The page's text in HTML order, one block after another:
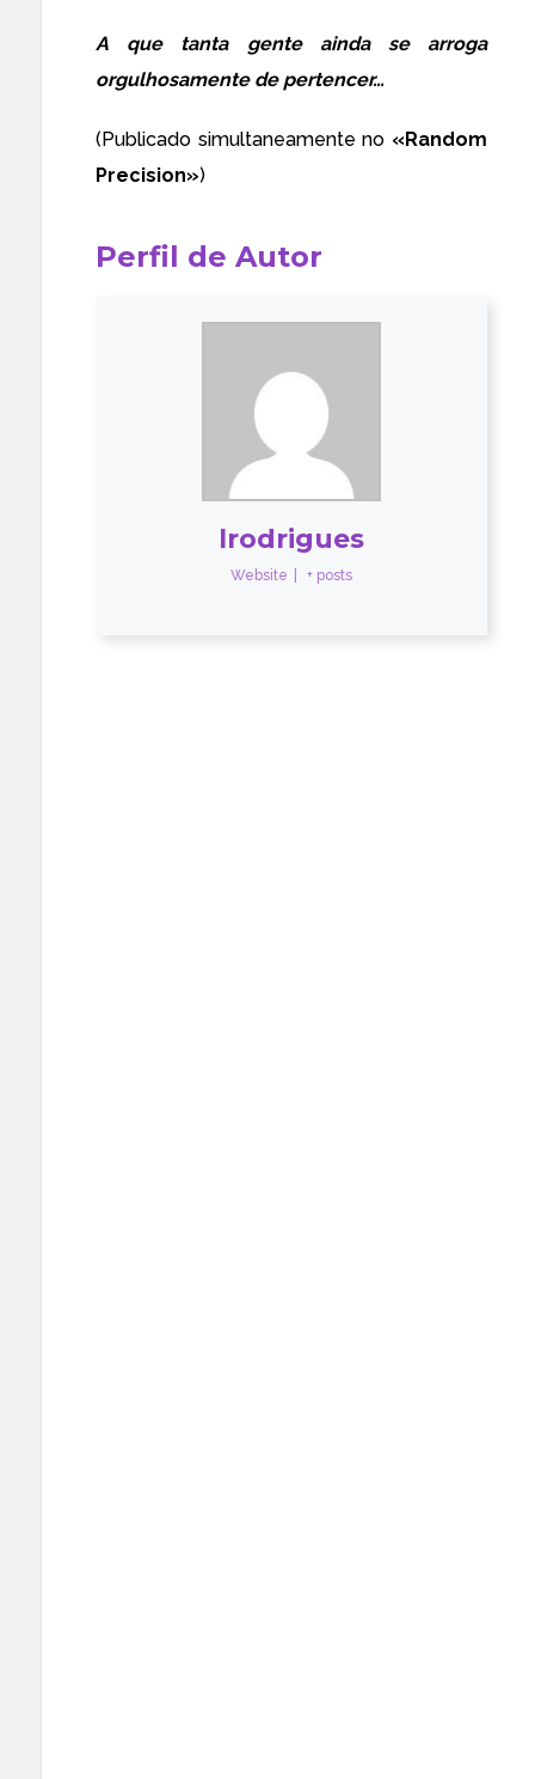
A que tanta gente ainda se arroga
orgulhosamente de pertencer…
(Publicado simultaneamente no «Random
Precision»)
Perfil de Autor
lrodrigues
Website + posts